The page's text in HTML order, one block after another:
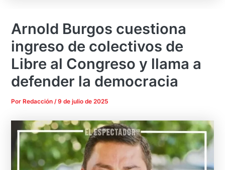
Arnold Burgos cuestiona
ingreso de colectivos de
Libre al Congreso y llama a
defender la democracia
Por Redacción/9 de julio de 2025